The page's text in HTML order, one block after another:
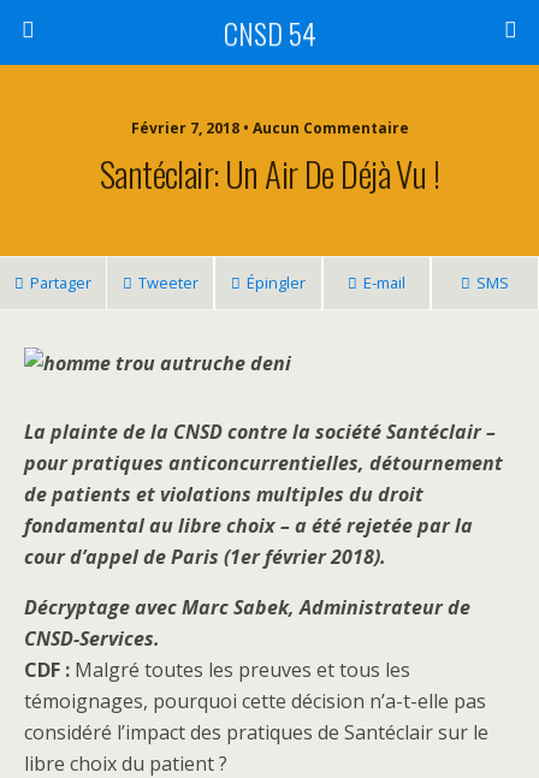
CNSD 54
Février 7, 2018 • Aucun Commentaire
Santéclair: Un Air De Déjà Vu !
Partager Tweeter Épingler E-mail SMS
La plainte de la CNSD contre la société Santéclair –
pour pratiques anticoncurrentielles, détournement
de patients et violations multiples du droit
fondamental au libre choix – a été rejetée par la
cour d’appel de Paris (1er février 2018).
Décryptage avec Marc Sabek, Administrateur de
CNSD-Services.
CDF : Malgré toutes les preuves et tous les
témoignages, pourquoi cette décision n’a-t-elle pas
considéré l’impact des pratiques de Santéclair sur le
libre choix du patient ?